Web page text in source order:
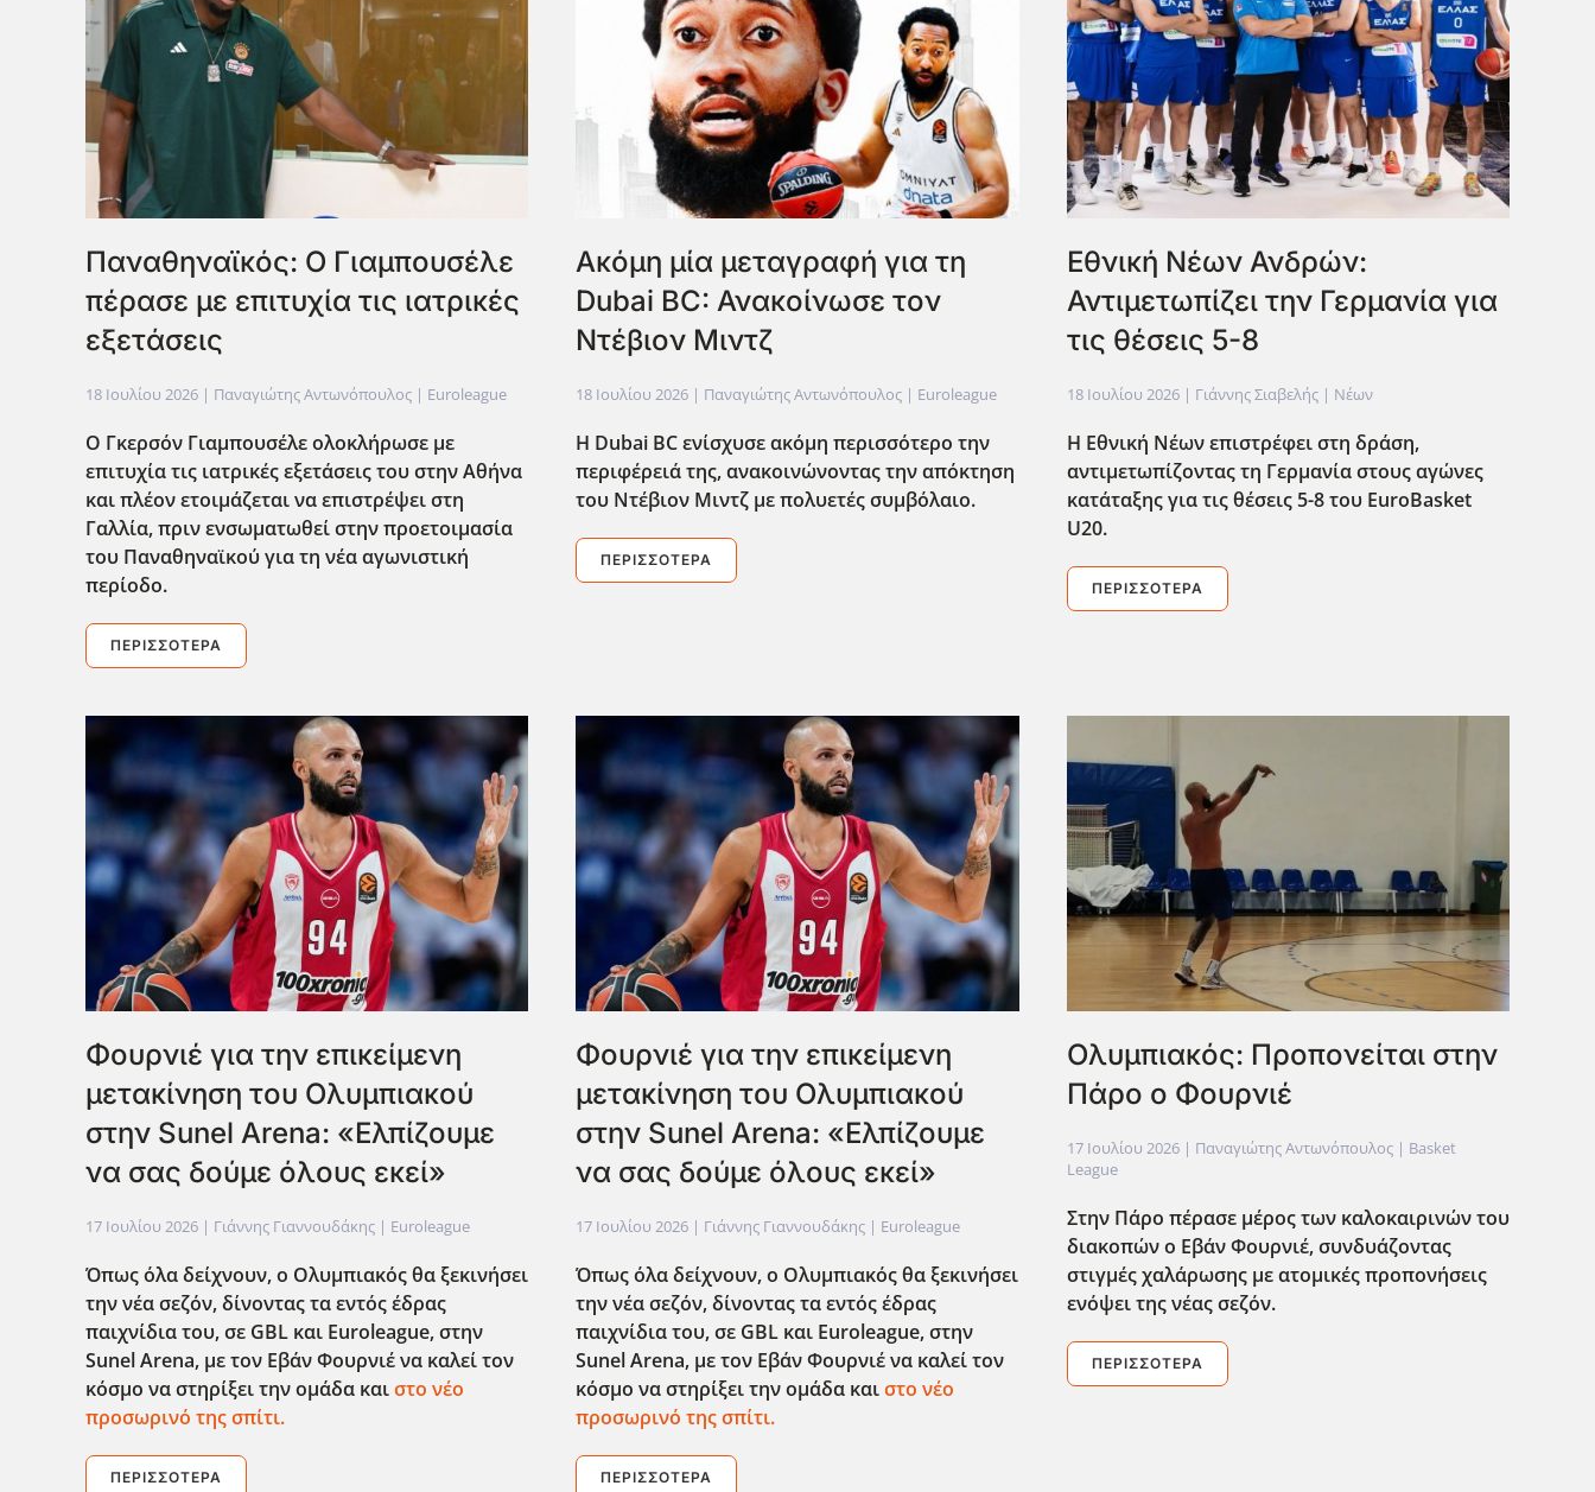
Παναθηναϊκός: Ο Γιαμπουσέλε
πέρασε με επιτυχία τις ιατρικές
εξετάσεις
18 Ιουλίου 2026 | Παναγιώτης Αντωνόπουλος | Euroleague
Ο Γκερσόν Γιαμπουσέλε ολοκλήρωσε με
επιτυχία τις ιατρικές εξετάσεις του στην Αθήνα
και πλέον ετοιμάζεται να επιστρέψει στη
Γαλλία, πριν ενσωματωθεί στην προετοιμασία
του Παναθηναϊκού για τη νέα αγωνιστική
περίοδο.
ΠΕΡΙΣΣΌΤΕΡΑ
Ακόμη μία μεταγραφή για τη
Dubai BC: Ανακοίνωσε τον
Ντέβιον Μιντζ
18 Ιουλίου 2026 | Παναγιώτης Αντωνόπουλος | Euroleague
Η Dubai BC ενίσχυσε ακόμη περισσότερο την
περιφέρειά της, ανακοινώνοντας την απόκτηση
του Ντέβιον Μιντζ με πολυετές συμβόλαιο.
ΠΕΡΙΣΣΌΤΕΡΑ
Εθνική Νέων Ανδρών:
Αντιμετωπίζει την Γερμανία για
τις θέσεις 5-8
18 Ιουλίου 2026| Γιάννης Σιαβελής | Νέων
Η Εθνική Νέων επιστρέφει στη δράση,
αντιμετωπίζοντας τη Γερμανία στους αγώνες
κατάταξης για τις θέσεις 5-8 του EuroBasket
U20.
ΠΕΡΙΣΣΌΤΕΡΑ
Φουρνιέ για την επικείμενη
μετακίνηση του Ολυμπιακού
στην Sunel Arena: «Ελπίζουμε
να σας δούμε όλους εκεί»
17 Ιουλίου 2026 | Γιάννης Γιαννουδάκης | Euroleague
Όπως όλα δείχνουν, ο Ολυμπιακός θα ξεκινήσει
την νέα σεζόν, δίνοντας τα εντός έδρας
παιχνίδια του, σε GBL και Euroleague, στην
SunelArena, με τον Εβάν Φουρνιέ να καλεί τον
κόσμο να στηρίξει την ομάδα καιστο νέο
προσωρινό της σπίτι.
ΠΕΡΙΣΣΌΤΕΡΑ
Φουρνιέ για την επικείμενη
μετακίνηση του Ολυμπιακού
στην Sunel Arena: «Ελπίζουμε
να σας δούμε όλους εκεί»
17 Ιουλίου 2026 | Γιάννης Γιαννουδάκης | Euroleague
Όπως όλα δείχνουν, ο Ολυμπιακός θα ξεκινήσει
την νέα σεζόν, δίνοντας τα εντός έδρας
παιχνίδια του, σε GBL και Euroleague, στην
SunelArena, με τον Εβάν Φουρνιέ να καλεί τον
κόσμο να στηρίξει την ομάδα καιστο νέο
προσωρινό της σπίτι.
ΠΕΡΙΣΣΌΤΕΡΑ
Ολυμπιακός: Προπονείται στην
Πάρο ο Φουρνιέ
17 Ιουλίου 2026| Παναγιώτης Αντωνόπουλος | Basket
League
Στην Πάρο πέρασε μέρος των καλοκαιρινών του
διακοπών ο Εβάν Φουρνιέ, συνδυάζοντας
στιγμές χαλάρωσης με ατομικές προπονήσεις
ενόψει της νέας σεζόν.
ΠΕΡΙΣΣΌΤΕΡΑ